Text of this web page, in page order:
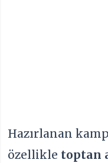
Hazırlanan
özellikle toptan